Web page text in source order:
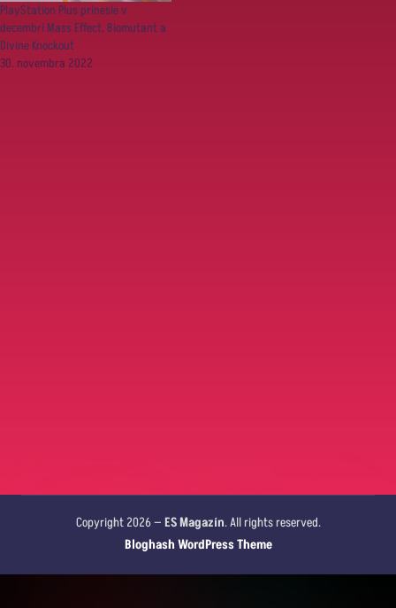
PlayStation Plus prinesie v
decembri Mass Effect, Biomutant a
Divine Knockout
30. novembra 2022
Copyright 2026 — ES Magazín. All rights reserved.
Bloghash WordPress Theme